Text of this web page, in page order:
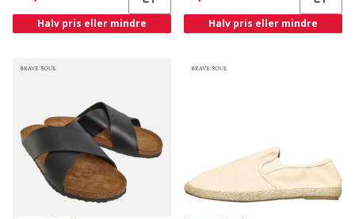
Halv pris eller mindre Halv pris eller mindre